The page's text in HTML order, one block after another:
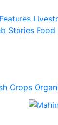
Features
Stories Food
Crops